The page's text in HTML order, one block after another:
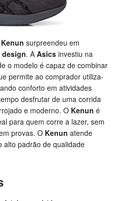
surpreendeu em
design. A Asicsinvestiu na
o modelo é capaz de combinar
permite ao comprador utiliza-
conforto em atividades
desfrutar de uma corrida
e moderno. O Kenun é
para quem corre a lazer, sem
provas. O Kenun atende
alto padrão de qualidade